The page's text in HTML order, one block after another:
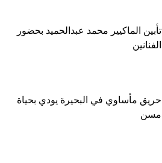
تأبين الماكيير محمد عبدالحميد بحضور
الفنانين
حريق مأساوي في البحيرة يودي بحياة
مسن